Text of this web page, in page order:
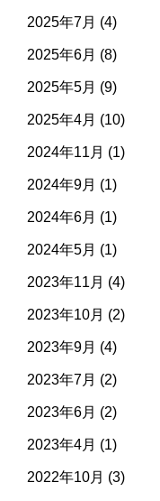
2025年7月 (4)
2025年6月 (8)
2025年5月 (9)
2025年4月 (10)
2024年11月 (1)
2024年9月 (1)
2024年6月 (1)
2024年5月 (1)
2023年11月 (4)
2023年10月 (2)
2023年9月 (4)
2023年7月 (2)
2023年6月 (2)
2023年4月 (1)
2022年10月 (3)